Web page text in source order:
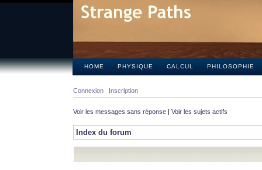
HOME PHYSIQUE CALCUL PHILOSOPHIE
Connexion Inscription
Voir les messages sans réponse | Voir les sujets actifs
Index du forum